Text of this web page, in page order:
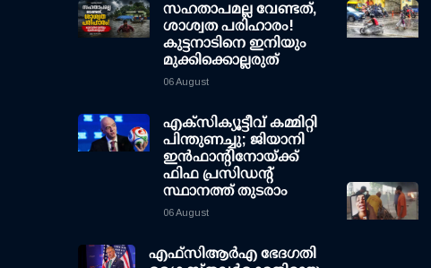
സഹതാപമല്ല വേണ്ടത്,
ശാശ്വത പരിഹാരം!
കുട്ടനാടിനെ ഇനിയും
മുക്കിക്കൊല്ലരുത്
06 August
എക്സിക്യൂട്ടീവ് കമ്മിറ്റി
പിന്തുണച്ചു; ജിയാനി
ഇന്‍ഫാന്റിനോയ്ക്ക്
ഫിഫ പ്രസിഡന്റ്
സ്ഥാനത്ത് തുടരാം
06 August
എഫ്‌സി‌ആര്‍‌എ ഭേദഗതി